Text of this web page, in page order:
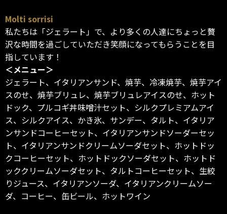
Molti sorrisi
私たちは「ジェラート」で、より多くの人達にちょっと贅
沢な時間を過ごしていただき笑顔になってもらうことを目
指しています！
＜メニュー＞
ジェラート、イタリアンサンド、焼芋、冷凍焼芋、焼芋アイ
スのせ、焼芋ブリュレ、焼芋ブリュレアイスのせ、ホット
ドック、プルコギ丼味噌汁セット、シルクプレミアムアイ
ス、シルクアイス、かき氷、サンデー、タルト、イタリア
ンサンドコーヒーセット、イタリアンサンドソーダーセッ
ト、イタリアンサンドクリームソーダセット、ホットドッ
クコーヒーセット、ホットドックソーダセット、ホットド
ッククリームソーダセット、タルトコーヒーセット、生絞
りジュース、イタリアンソーダ、イタリアンクリームソー
ダ、コーヒー、缶ビール、ホットワイン